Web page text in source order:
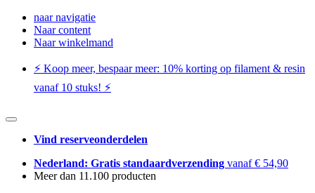
naar navigatie
Naar content
Naar winkelmand
⚡️ Koop meer, bespaar meer: ​​10% korting op filament & resin
vanaf 10 stuks! ⚡️
Vind reserveonderdelen
Nederland: Gratis standaardverzending vanaf € 54,90
Meer dan 11.100 producten